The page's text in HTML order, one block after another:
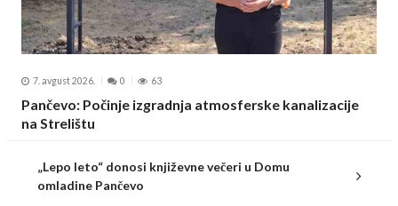
7. avgust 2026. 0 63
Pančevo: Počinje izgradnja atmosferske kanalizacije
na Strelištu
„Lepo leto“ donosi književne večeri u Domu
omladine Pančevo